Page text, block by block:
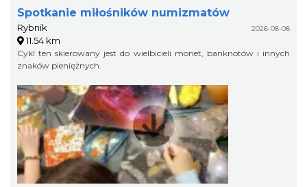
Spotkanie miłośników numizmatów
Rybnik 2026-08-08
11.54 km
Cykl ten skierowany jest do wielbicieli monet, banknotów i innych
znaków pieniężnych.